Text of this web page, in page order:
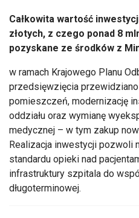
Całkowita wartość
złotych, z czego ponad 8
pozyskane ze środków z
w ramach Krajowego Planu
przedsięwzięcia
pomieszczeń, modernizację
oddziału oraz wymianę
medycznej – w tym zakup
Realizacja inwestycji pozwoli
standardu opieki nad
infrastruktury szpitala do wsp
długoterminowej.